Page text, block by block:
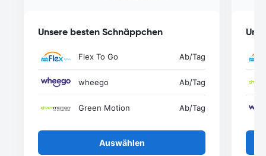
Unsere besten Schnäppchen
Flex To Go Ab/Tag
wheego Ab/Tag
Green Motion Ab/Tag
Auswählen